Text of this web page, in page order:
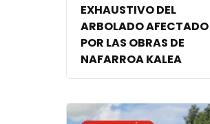
EXHAUSTIVO DEL
ARBOLADO AFECTADO
POR LAS OBRAS DE
NAFARROA KALEA